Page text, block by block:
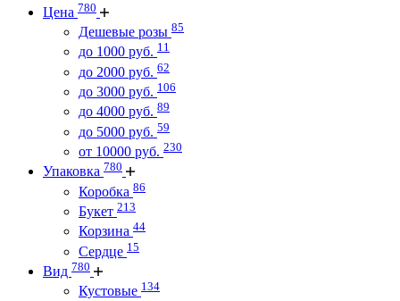
Цена 780
Дешевые розы 85
до 1000 руб. 11
до 2000 руб. 62
до 3000 руб. 106
до 4000 руб. 89
до 5000 руб. 59
от 10000 руб. 230
Упаковка 780
Коробка 86
Букет 213
Корзина 44
Сердце 15
Вид 780
Кустовые 134